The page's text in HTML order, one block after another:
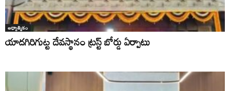
ఆధ్యాత్మికం
యాదగిరిగుట్ట దేవస్థానం ట్రస్ట్ బోర్డు ఏర్పాటు